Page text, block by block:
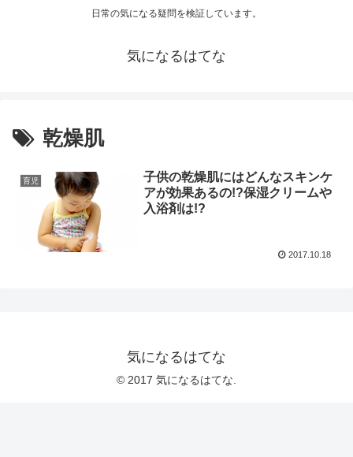
日常の気になる疑問を検証しています。
気になるはてな
乾燥肌
育児
子供の乾燥肌にはどんなスキンケ
アが効果あるの!?保湿クリームや
入浴剤は!?
2017.10.18
気になるはてな
© 2017 気になるはてな.